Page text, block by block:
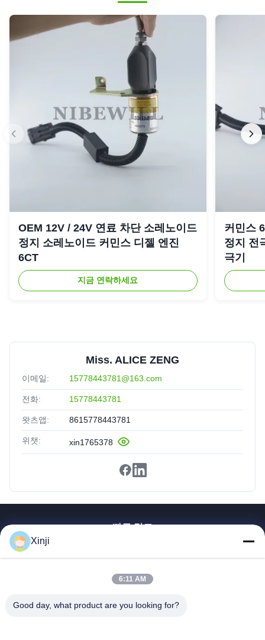
OEM 12V / 24V 연료 차단 소레노이드
정지 소레노이드 커민스 디젤 엔진
6CT
지금 연락하세요
커민스
정지 전
극기
Miss. ALICE ZENG
이메일: 15778443781@163.com
전화: 15778443781
왓츠앱: 8615778443781
위챗: xin1765378
빠른 링크
우리에 대해
Xinji
6:11 AM
Good day, what product are you looking for?